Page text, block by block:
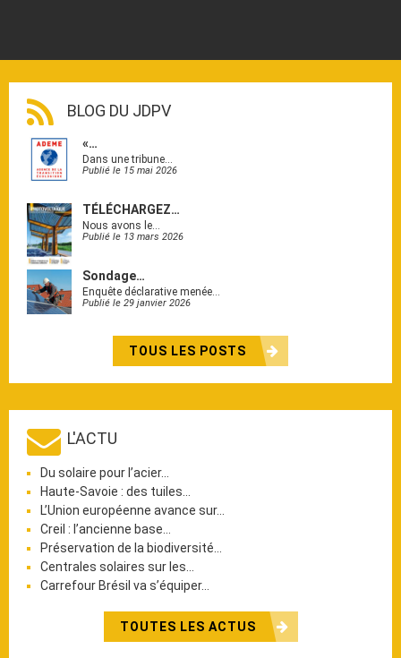
BLOG DU JDPV
«…
Dans une tribune…
Publié le 15 mai 2026
TÉLÉCHARGEZ…
Nous avons le…
Publié le 13 mars 2026
Sondage…
Enquête déclarative menée…
Publié le 29 janvier 2026
TOUS LES POSTS
L'ACTU
Du solaire pour l’acier…
Haute-Savoie : des tuiles…
L’Union européenne avance sur…
Creil : l’ancienne base…
Préservation de la biodiversité…
Centrales solaires sur les…
Carrefour Brésil va s’équiper…
TOUTES LES ACTUS